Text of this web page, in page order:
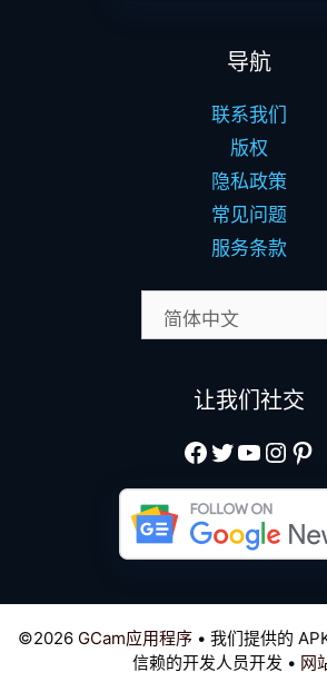
导航
联系我们
版权
隐私政策
常见问题
服务条款
让我们社交
Facebook
Twitter（现为X）YouTube
©2026 GCam应用程序• 我们提供的
信赖的开发人员开发 • 网